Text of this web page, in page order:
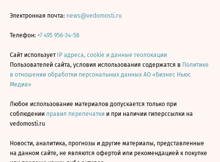
Электронная почта: news@vedomosti.ru
Телефон: +7 495 956-34-58
Сайт использует IP адреса, cookie и данные геолокации
Пользователей сайта, условия использования содержатся в Политике
в отношении обработки персональных данных АО «Бизнес Ньюс
Медиа»
Любое использование материалов допускается только при
соблюдении правил перепечатки и при наличии гиперссылки на
vedomosti.ru
Новости, аналитика, прогнозы и другие материалы, представленные
на данном сайте, не являются офертой или рекомендацией к покупке